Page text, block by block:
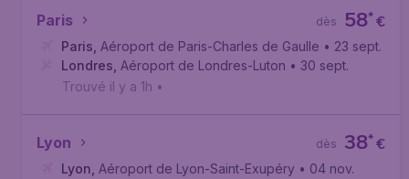
Paris €
58*
dès
Paris Aéroport de Paris-Charles de Gaulle • 23 sept.
Londres Aéroport de Londres-Luton • 30 sept.
Trouvé il y a 1h •
Lyon €
38*
dès
Lyon Aéroport de Lyon-Saint-Exupéry • 04 nov.